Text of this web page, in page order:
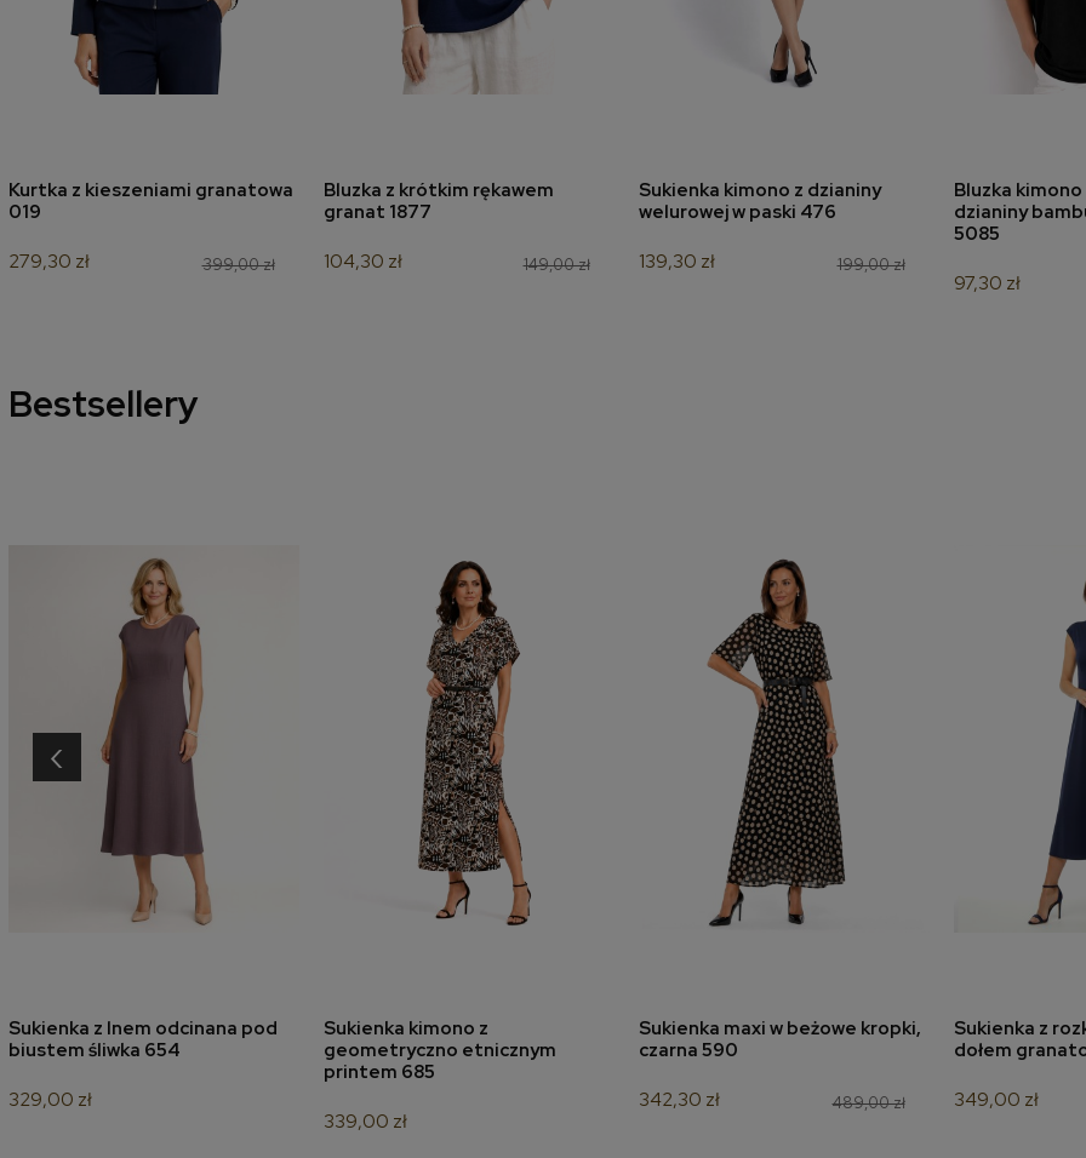
dodaj do koszyka
Kurtka z kieszeniami granatowa
019
399,00 zł
279,30 zł
dodaj do koszyka
Bluzka z krótkim rękawem
granat 1877
149,00 zł
104,30 zł
dodaj do koszyka
Sukienka kimono z dzianiny
welurowej w paski 476
199,00 zł
139,30 zł
dodaj
Bluzka
dzianiny
5085
97,30 zł
Bestsellery
dodaj do koszyka
Sukienka z lnem odcinana pod
biustem śliwka 654
329,00 zł
dodaj do koszyka
Sukienka kimono z
geometryczno etnicznym
printem 685
339,00 zł
dodaj do koszyka
Sukienka maxi w beżowe kropki,
czarna 590
489,00 zł
342,30 zł
dodaj
Sukienka z
dołem
349,00 zł
‹